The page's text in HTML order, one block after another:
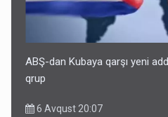
ABŞ-dan Kubaya qarşı yeni
qrup
6 Avqust 20:07